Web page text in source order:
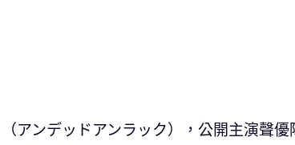
アンデッドアンラック），公開主演聲優